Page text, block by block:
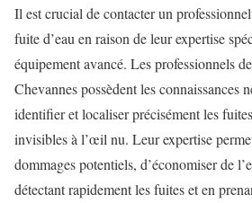
Il est crucial de contacter un
fuite d’eau en raison de leur expertise
équipement avancé. Les professionnels
Chevannespossèdent les connaissances
identifier et localiser précisément les
invisibles à l’œil nu. Leur expertise
dommages potentiels, d’économiser de
détectant rapidement les fuites et en